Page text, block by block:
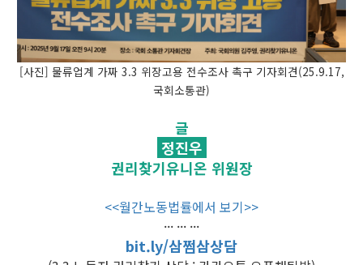
[사진] 물류업계 가짜 3.3 위장고용 전수조사 촉구 기자회견(25.9.17,
국회소통관)
글
정진우
권리찾기유니온 위원장
<<월간노동법률에서 보기>>
··· ··· ···
bit.ly/삼쩜삼상담